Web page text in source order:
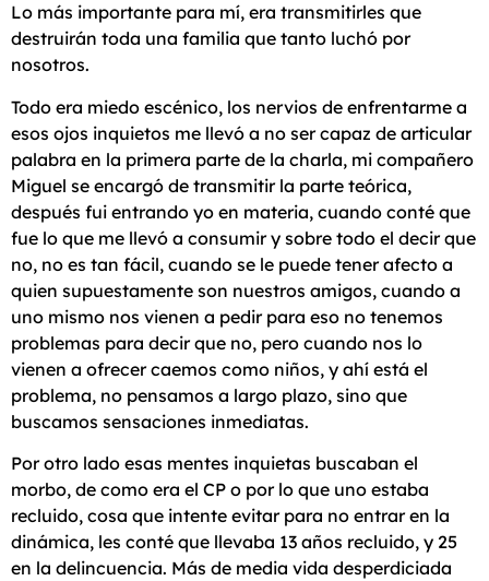
Lo más importante para mí, era transmitirles que
destruirán toda una familia que tanto luchó por
nosotros.
Todo era miedo escénico, los nervios de enfrentarme a
esos ojos inquietos me llevó a no ser capaz de articular
palabra en la primera parte de la charla, mi compañero
Miguel se encargó de transmitir la parte teórica,
después fui entrando yo en materia, cuando conté que
fue lo que me llevó a consumir y sobre todo el decir que
no, no es tan fácil, cuando se le puede tener afecto a
quien supuestamente son nuestros amigos, cuando a
uno mismo nos vienen a pedir para eso no tenemos
problemas para decir que no, pero cuando nos lo
vienen a ofrecer caemos como niños, y ahí está el
problema, no pensamos a largo plazo, sino que
buscamos sensaciones inmediatas.
Por otro lado esas mentes inquietas buscaban el
morbo, de como era el CP o por lo que uno estaba
recluido, cosa que intente evitar para no entrar en la
dinámica, les conté que llevaba 13 años recluido, y 25
en la delincuencia. Más de media vida desperdiciada